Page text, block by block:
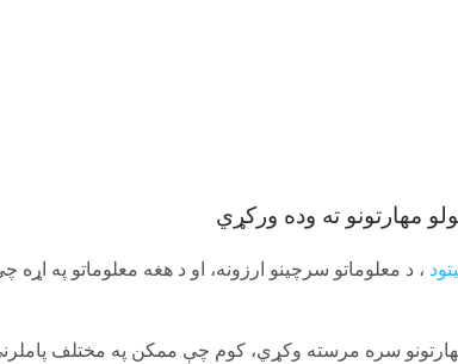
مهارتونو ته وده ورکړي
، د معلوماتو سرچینو ارزونه، او د هغه معلوماتو په
سره مرسته وکړي، کوم چې ممکن په مختلف